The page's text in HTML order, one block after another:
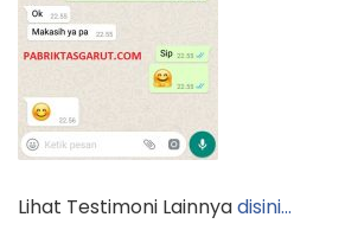
Lihat Testimoni Lainnyadisini…